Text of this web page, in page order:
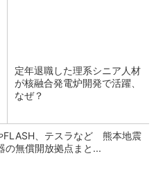
定年退職した理系シニア人材
が核融合発電炉開発で活躍、
なぜ？
FLASH、テスラなど 熊本地震
の無償開放拠点まと...